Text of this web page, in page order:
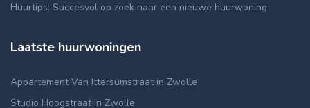
Huurtips: Succesvol op zoek naar een nieuwe huurwoning
Laatste huurwoningen
Appartement Van Ittersumstraat in Zwolle
Studio Hoogstraat in Zwolle